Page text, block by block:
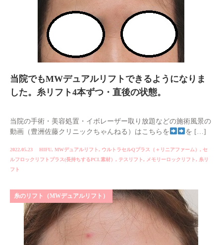
当院でもMWデュアルリフトできるようになりま
した。糸リフト4本ずつ・直後の状態。
当院の手術・美容処置・イボレーザー取り放題などの施術風景の
動画（豊洲佐藤クリニックちゃんねる）はこちらを
を […]
2022.05.23 HIFU, MWデュアルリフト, ウルトラセルQプラス（＋リニアファーム） , セ
ルフロックリフトプラス(長持ちするPCL素材） , テスリフト, メモリーロックリフト, 糸リ
フト
糸のリフト（MWデュアルリフト）